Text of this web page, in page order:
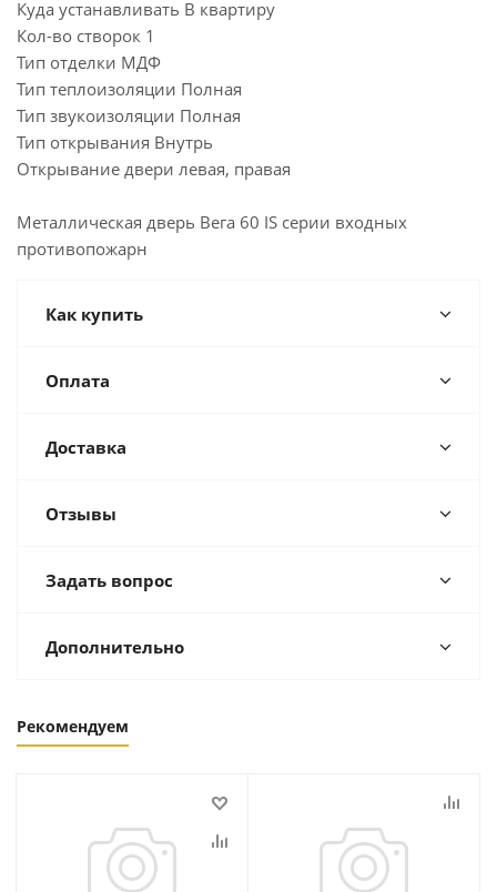
Куда устанавливать В квартиру
Кол-во створок 1
Тип отделки МДФ
Тип теплоизоляции Полная
Тип звукоизоляции Полная
Тип открывания Внутрь
Открывание двери левая, правая
Металлическая дверь Вега 60 IS серии входных
противопожарн
Как купить
Оплата
Доставка
Отзывы
Задать вопрос
Дополнительно
Рекомендуем